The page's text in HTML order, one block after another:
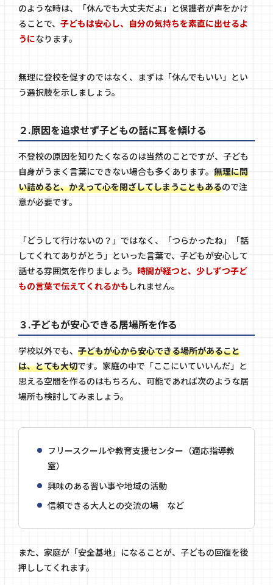
のような時は、「休んでも大丈夫だよ」と保護者が声をかけ
ることで、 子どもは安心し、自分の気持ちを素直に出せるよ
うになります。
無理に登校を促すのではなく、まずは「休んでもいい」とい
う選択肢を示しましょう。
２.原因を追求せず子どもの話に耳を傾ける
不登校の原因を知りたくなるのは当然のことですが、子ども
自身がうまく言葉にできない場合も多くあります。 無理に問
い詰めると、かえって心を閉ざしてしまうこともあるので注
意が必要です。
「どうして行けないの？」ではなく、「つらかったね」「話
してくれてありがとう」といった言葉で、子どもが安心して
話せる雰囲気を作りましょう。 時間が経つと、少しずつ子ど
もの言葉で伝えてくれるかも しれません。
３.子どもが安心できる居場所を作る
学校以外でも、 子どもが心から安心できる場所があること
は、とても大切です。家庭の中で「ここにいていいんだ」と
思える空間を作るのはもちろん、可能であれば次のような居
場所も検討してみましょう。
フリースクールや教育支援センター（適応指導教
室）
興味のある習い事や地域の活動
信頼できる大人との交流の場 など
また、家庭が「安全基地」になることが、子どもの回復を後
押ししてくれます。